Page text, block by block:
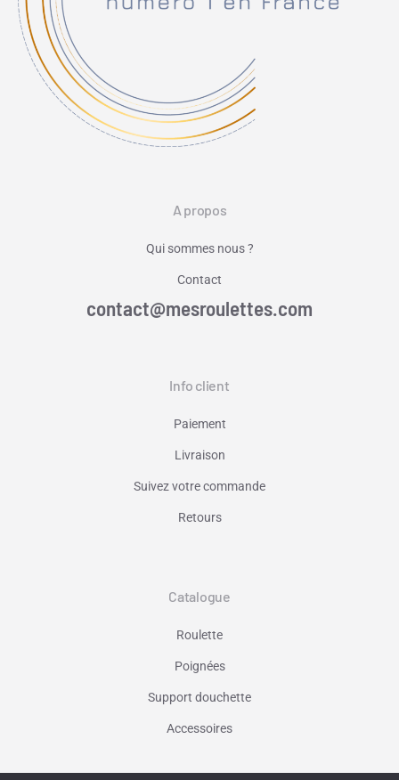
A propos
Qui sommes nous ?
Contact
contact@mesroulettes.com
Info client
Paiement
Livraison
Suivez votre commande
Retours
Catalogue
Roulette
Poignées
Support douchette
Accessoires